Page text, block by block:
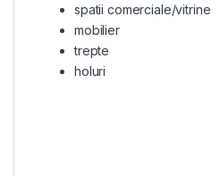
spatii comerciale/vitrine
mobilier
trepte
holuri